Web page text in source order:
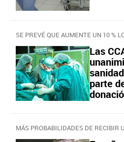
SE PREVÉ QUE AUMENTE UN 10 %
Las
parte